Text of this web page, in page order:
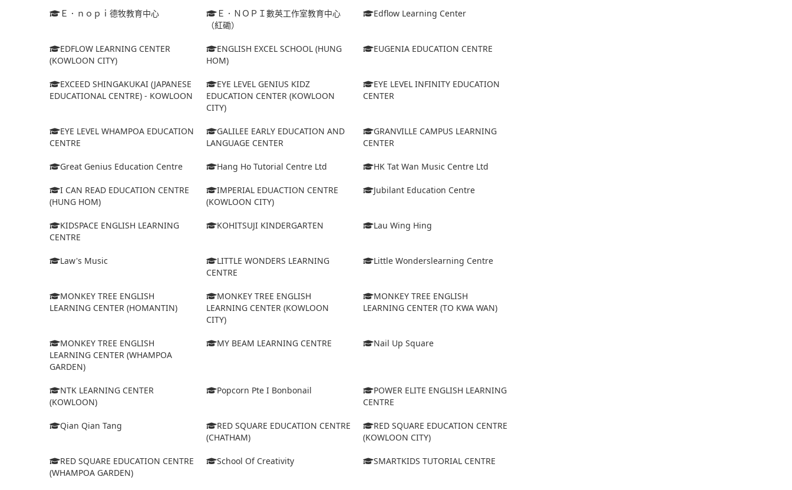
Ｅ．ｎｏｐｉ德牧教育中心
Ｅ．ＮＯＰＩ數英工作室教育中心
（紅磡）
Edflow Learning Center
EDFLOW LEARNING CENTER
(KOWLOON CITY)
ENGLISH EXCEL SCHOOL (HUNG
HOM)
EUGENIA EDUCATION CENTRE
EXCEED SHINGAKUKAI (JAPANESE
EDUCATIONAL CENTRE) - KOWLOON
EYE LEVEL GENIUS KIDZ
EDUCATION CENTER (KOWLOON
CITY)
EYE LEVEL INFINITY EDUCATION
CENTER
EYE LEVEL WHAMPOA EDUCATION
CENTRE
GALILEE EARLY EDUCATION AND
LANGUAGE CENTER
GRANVILLE CAMPUS LEARNING
CENTER
Great Genius Education Centre Hang Ho Tutorial Centre Ltd HK Tat Wan Music Centre Ltd
I CAN READ EDUCATION CENTRE
(HUNG HOM)
IMPERIAL EDUACTION CENTRE
(KOWLOON CITY)
Jubilant Education Centre
KIDSPACE ENGLISH LEARNING
CENTRE
KOHITSUJI KINDERGARTEN Lau Wing Hing
Law's Music
LITTLE WONDERS LEARNING
CENTRE
Little Wonderslearning Centre
MONKEY TREE ENGLISH
LEARNING CENTER (HOMANTIN)
MONKEY TREE ENGLISH
LEARNING CENTER (KOWLOON
CITY)
MONKEY TREE ENGLISH
LEARNING CENTER (TO KWA WAN)
MONKEY TREE ENGLISH
LEARNING CENTER (WHAMPOA
GARDEN)
MY BEAM LEARNING CENTRE Nail Up Square
NTK LEARNING CENTER
(KOWLOON)
Popcorn Pte I Bonbonail
POWER ELITE ENGLISH LEARNING
CENTRE
Qian Qian Tang
RED SQUARE EDUCATION CENTRE
(CHATHAM)
RED SQUARE EDUCATION CENTRE
(KOWLOON CITY)
RED SQUARE EDUCATION CENTRE
(WHAMPOA GARDEN)
School Of Creativity SMARTKIDS TUTORIAL CENTRE